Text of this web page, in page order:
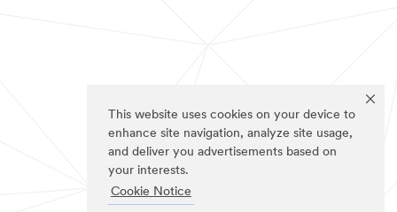
This website uses cookies on your device to
enhance site navigation, analyze site usage,
and deliver you advertisements based on
your interests.
Cookie Notice